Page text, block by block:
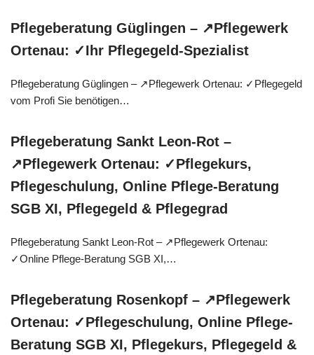
Pflegeberatung Güglingen – ↗️Pflegewerk
Ortenau: ✓Ihr Pflegegeld-Spezialist
Pflegeberatung Güglingen – ↗️Pflegewerk Ortenau: ✓Pflegegeld
vom Profi Sie benötigen…
Pflegeberatung Sankt Leon-Rot –
↗️Pflegewerk Ortenau: ✓Pflegekurs,
Pflegeschulung, Online Pflege-Beratung
SGB XI, Pflegegeld & Pflegegrad
Pflegeberatung Sankt Leon-Rot – ↗️Pflegewerk Ortenau:
✓Online Pflege-Beratung SGB XI,…
Pflegeberatung Rosenkopf – ↗️Pflegewerk
Ortenau: ✓Pflegeschulung, Online Pflege-
Beratung SGB XI, Pflegekurs, Pflegegeld &